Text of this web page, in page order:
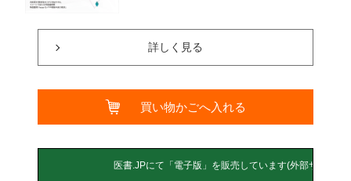
詳しく見る
買い物かごへ入れる